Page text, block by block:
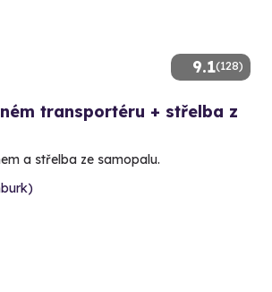
9.1(128)
transportéru + střelba z
a střelba ze samopalu.